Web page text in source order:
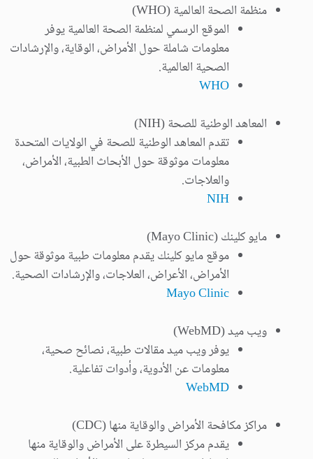
منظمة الصحة العالمية (WHO)
الموقع الرسمي لمنظمة الصحة العالمية يوفر
معلومات شاملة حول الأمراض، الوقاية، والإرشادات
الصحية العالمية.
WHO
المعاهد الوطنية للصحة (NIH)
تقدم المعاهد الوطنية للصحة في الولايات المتحدة
معلومات موثوقة حول الأبحاث الطبية، الأمراض،
والعلاجات.
NIH
مايو كلينك (Mayo Clinic)
موقع مايو كلينك يقدم معلومات طبية موثوقة حول
الأمراض، الأعراض، العلاجات، والإرشادات الصحية.
Mayo Clinic
ويب ميد (WebMD)
يوفر ويب ميد مقالات طبية، نصائح صحية،
معلومات عن الأدوية، وأدوات تفاعلية.
WebMD
مراكز مكافحة الأمراض والوقاية منها (CDC)
يقدم مركز السيطرة على الأمراض والوقاية منها